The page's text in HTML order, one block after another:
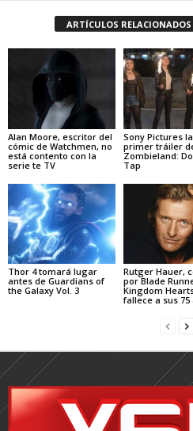
ARTÍCULOS RELACIONADOS
Alan Moore, escritor del
cómic de Watchmen, no
está contento con la
serie te TV
Sony Pictures
primer tráiler
Zombieland:
Tap
Thor 4 tomará lugar
antes de Guardians of
the Galaxy Vol. 3
Rutger Hauer,
por Blade
Kingdom
fallece a sus 75